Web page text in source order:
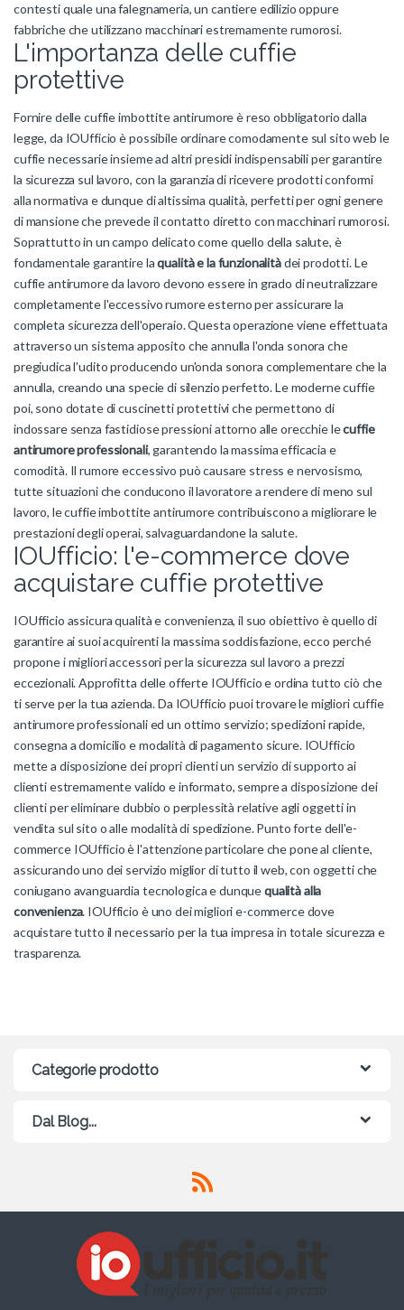
contesti quale una falegnameria, un cantiere edilizio oppure
fabbriche che utilizzano macchinari estremamente rumorosi.
L'importanza delle cuffie
protettive
Fornire delle cuffie imbottite antirumore è reso obbligatorio dalla
legge, da IOUfficio è possibile ordinare comodamente sul sito web le
cuffie necessarie insieme ad altri presidi indispensabili per garantire
la sicurezza sul lavoro, con la garanzia di ricevere prodotti conformi
alla normativa e dunque di altissima qualità, perfetti per ogni genere
di mansione che prevede il contatto diretto con macchinari rumorosi.
Soprattutto in un campo delicato come quello della salute, è
fondamentale garantire laqualità e la funzionalitàdei prodotti. Le
cuffie antirumore da lavoro devono essere in grado di neutralizzare
completamente l'eccessivo rumore esterno per assicurare la
completa sicurezza dell'operaio. Questa operazione viene effettuata
attraverso un sistema apposito che annulla l'onda sonora che
pregiudica l'udito producendo un'onda sonora complementare che la
annulla, creando una specie di silenzio perfetto. Le moderne cuffie
poi, sono dotate di cuscinetti protettivi che permettono di
indossare senza fastidiose pressioni attorno alle orecchie lecuffie
antirumore professionali, garantendo la massima efficacia e
comodità. Il rumore eccessivo può causare stress e nervosismo,
tutte situazioni che conducono il lavoratore a rendere di meno sul
lavoro, le cuffie imbottite antirumore contribuiscono a migliorare le
prestazioni degli operai, salvaguardandone la salute.
IOUfficio: l'e-commerce dove
acquistare cuffie protettive
IOUfficio assicura qualità e convenienza, il suo obiettivo è quello di
garantire ai suoi acquirenti la massima soddisfazione, ecco perché
propone i migliori accessori per la sicurezza sul lavoro a prezzi
eccezionali. Approfitta delle offerte IOUfficio e ordina tutto ciò che
ti serve per la tua azienda. Da IOUfficio puoi trovare le migliori cuffie
antirumore professionali ed un ottimo servizio; spedizioni rapide,
consegna a domicilio e modalità di pagamento sicure. IOUfficio
mette a disposizione dei propri clienti un servizio di supporto ai
clienti estremamente valido e informato, sempre a disposizione dei
clienti per eliminare dubbio o perplessità relative agli oggetti in
vendita sul sito o alle modalità di spedizione. Punto forte dell'e-
commerce IOUfficio è l'attenzione particolare che pone al cliente,
assicurando uno dei servizio miglior di tutto il web, con oggetti che
coniugano avanguardia tecnologica e dunquequalità alla
convenienza. IOUfficio è uno dei migliori e-commerce dove
acquistare tutto il necessario per la tua impresa in totale sicurezza e
trasparenza.
Categorie prodotto
Dal Blog...